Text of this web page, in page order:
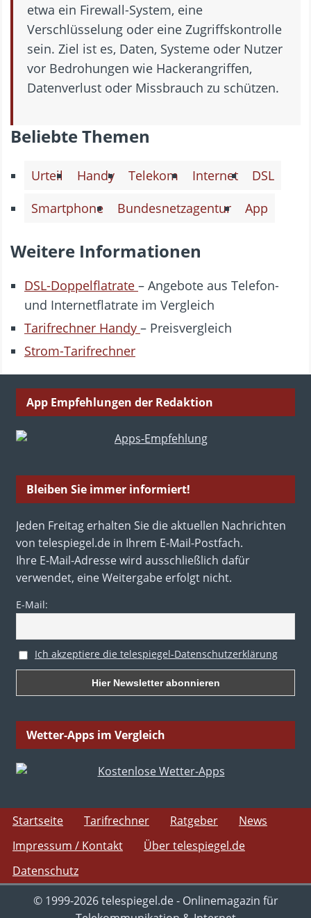
etwa ein Firewall-System, eine
Verschlüsselung oder eine Zugriffskontrolle
sein. Ziel ist es, Daten, Systeme oder Nutzer
vor Bedrohungen wie Hackerangriffen,
Datenverlust oder Missbrauch zu schützen.
Beliebte Themen
Urteil Handy Telekom Internet
DSL
Smartphone
Bundesnetzagentur App
Weitere Informationen
DSL-Doppelflatrate – Angebote aus Telefon-
und Internetflatrate im Vergleich
Tarifrechner Handy – Preisvergleich
Strom-Tarifrechner
App Empfehlungen der Redaktion
Bleiben Sie immer informiert!
Jeden Freitag erhalten Sie die aktuellen Nachrichten
von telespiegel.de in Ihrem E-Mail-Postfach.
Ihre E-Mail-Adresse wird ausschließlich dafür
verwendet, eine Weitergabe erfolgt nicht.
E-Mail:
Ich akzeptiere die telespiegel-Datenschutzerklärung
Wetter-Apps im Vergleich
Startseite Tarifrechner Ratgeber
News
Impressum / Kontakt
Über telespiegel.de
Datenschutz
© 1999-2026 telespiegel.de - Onlinemagazin für